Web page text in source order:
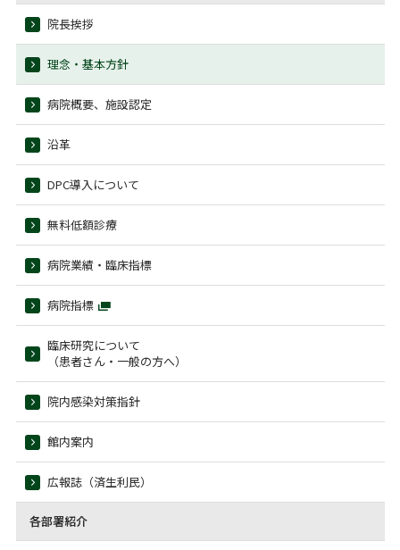
院⾧挨拶
理念・基本方針
病院概要、施設認定
沿革
DPC導入について
無料低額診療
病院業績・臨床指標
病院指標
臨床研究について
（患者さん・一般の方へ）
院内感染対策指針
館内案内
広報誌（済生利民）
各部署紹介